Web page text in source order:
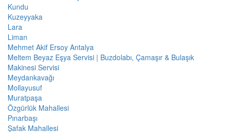
Kundu
Kuzeyyaka
Lara
Liman
Mehmet Akif Ersoy Antalya
Meltem Beyaz Eşya Servisi | Buzdolabı, Çamaşır & Bulaşık
Makinesi Servisi
Meydankavağı
Mollayusuf
Muratpaşa
Özgürlük Mahallesi
Pınarbaşı
Şafak Mahallesi